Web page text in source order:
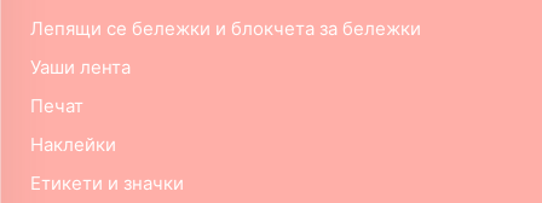
Лепящи се бележки и блокчета за бележки
Уаши лента
Печат
Наклейки
Етикети и значки